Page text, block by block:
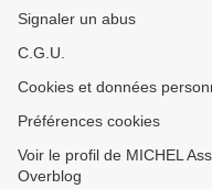
Signaler un abus
C.G.U.
Cookies et données
Préférences cookies
Voir le profil de MICHEL
Overblog